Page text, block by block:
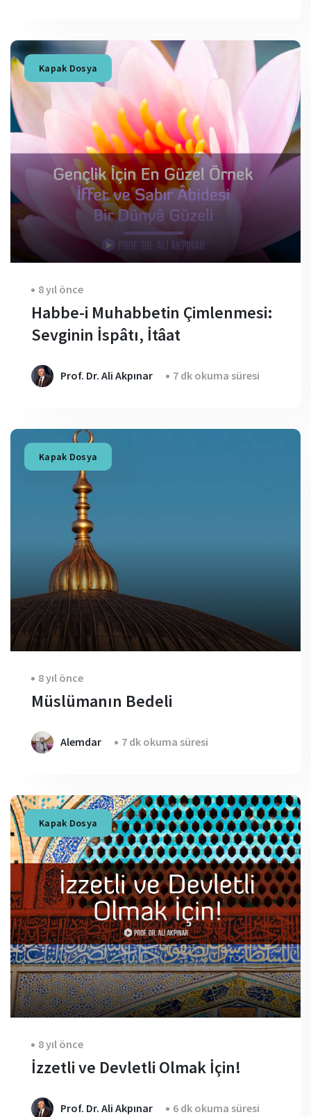
Kapak Dosya
8 yıl önce
Habbe-i Muhabbetin Çimlenmesi:
Sevginin İspâtı, İtâat
Prof. Dr. Ali Akpınar 7 dk okuma süresi
Kapak Dosya
8 yıl önce
Müslümanın Bedeli
Alemdar 7 dk okuma süresi
Kapak Dosya
8 yıl önce
İzzetli ve Devletli Olmak İçin!
Prof. Dr. Ali Akpınar 6 dk okuma süresi